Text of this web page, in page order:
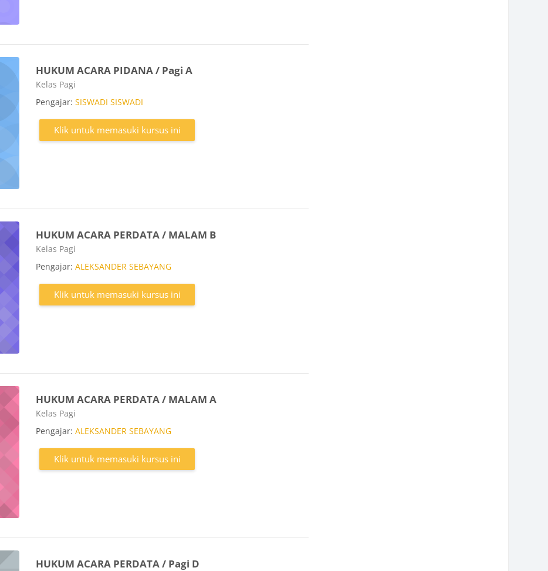
HUKUM ACARA PIDANA / Pagi A
Kategori kursus
Kelas Pagi
Pengajar:SISWADI SISWADI
Klik untuk memasuki kursus ini
HUKUM ACARA PERDATA / MALAM B
Kategori kursus
Kelas Pagi
Pengajar:ALEKSANDER SEBAYANG
Klik untuk memasuki kursus ini
HUKUM ACARA PERDATA / MALAM A
Kategori kursus
Kelas Pagi
Pengajar:ALEKSANDER SEBAYANG
Klik untuk memasuki kursus ini
HUKUM ACARA PERDATA / Pagi D